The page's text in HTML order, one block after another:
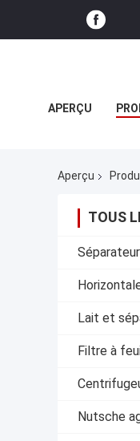
APERÇU
Aperçu
TOUS
Lait et
Filtre à
Nutsche